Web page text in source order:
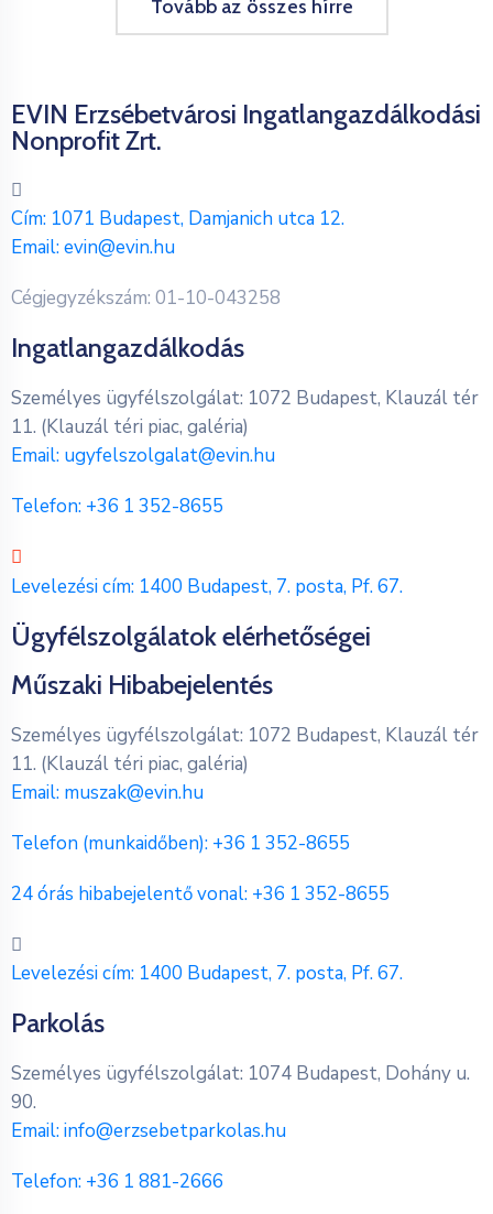
Tovább az összes hírre
EVIN Erzsébetvárosi Ingatlangazdálkodási
Nonprofit Zrt.
Cím: 1071 Budapest, Damjanich utca 12.
Email:evin@evin.hu
Cégjegyzékszám: 01-10-043258
Ingatlangazdálkodás
Személyes ügyfélszolgálat: 1072 Budapest, Klauzál tér
11. (Klauzál téri piac, galéria)
Email: ugyfelszolgalat@evin.hu
Telefon: +36 1 352-8655
Levelezési cím: 1400 Budapest, 7. posta, Pf. 67.
Ügyfélszolgálatok elérhetőségei
Műszaki Hibabejelentés
Személyes ügyfélszolgálat: 1072 Budapest, Klauzál tér
11. (Klauzál téri piac, galéria)
Email: muszak@evin.hu
Telefon (munkaidőben): +36 1 352-8655
24 órás hibabejelentő vonal: +36 1 352-8655
Levelezési cím: 1400 Budapest, 7. posta, Pf. 67.
Parkolás
Személyes ügyfélszolgálat: 1074 Budapest, Dohány u.
90.
Email:info@erzsebetparkolas.hu
Telefon: +36 1 881-2666